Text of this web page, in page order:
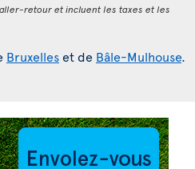
retour et incluent les taxes et les
Bruxelles et de Bâle-Mulhouse.